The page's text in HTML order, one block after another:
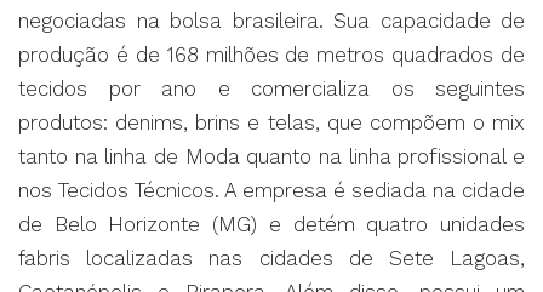
negociadas na bolsa brasileira. Sua capacidade de
produção é de 168 milhões de metros quadrados de
tecidos por ano e comercializa os seguintes
produtos: denims, brins e telas, que compõem o mix
tanto na linha de Moda quanto na linha profissional e
nos Tecidos Técnicos. A empresa é sediada na cidade
de Belo Horizonte (MG) e detém quatro unidades
fabris localizadas nas cidades de Sete Lagoas,